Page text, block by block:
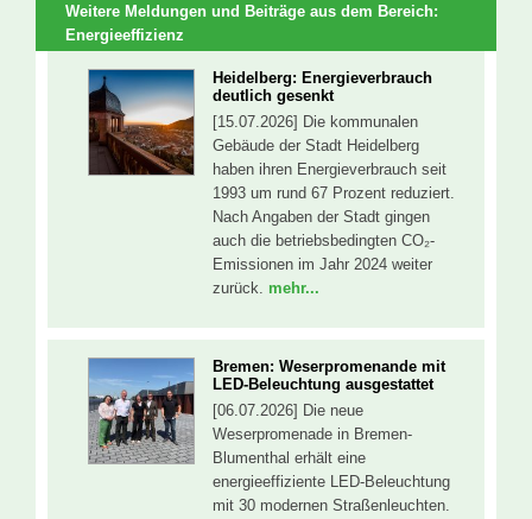
Weitere Meldungen und Beiträge aus dem Bereich:
Energieeffizienz
Heidelberg: Energieverbrauch
deutlich gesenkt
[15.07.2026] Die kommunalen
Gebäude der Stadt Heidelberg
haben ihren Energieverbrauch seit
1993 um rund 67 Prozent reduziert.
Nach Angaben der Stadt gingen
auch die betriebsbedingten CO₂-
Emissionen im Jahr 2024 weiter
zurück. mehr...
Bremen: Weserpromenande mit
LED-Beleuchtung ausgestattet
[06.07.2026] Die neue
Weserpromenade in Bremen-
Blumenthal erhält eine
energieeffiziente LED-Beleuchtung
mit 30 modernen Straßenleuchten.